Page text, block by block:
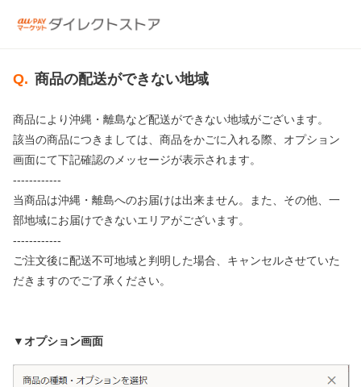
Q. 商品の配送ができない地域
商品により沖縄・離島など配送ができない地域がございます。
該当の商品につきましては、商品をかごに入れる際、オプション
画面にて下記確認のメッセージが表示されます。
------------
当商品は沖縄・離島へのお届けは出来ません。また、その他、一
部地域にお届けできないエリアがございます。
------------
ご注文後に配送不可地域と判明した場合、キャンセルさせていた
だきますのでご了承ください。
▼オプション画面